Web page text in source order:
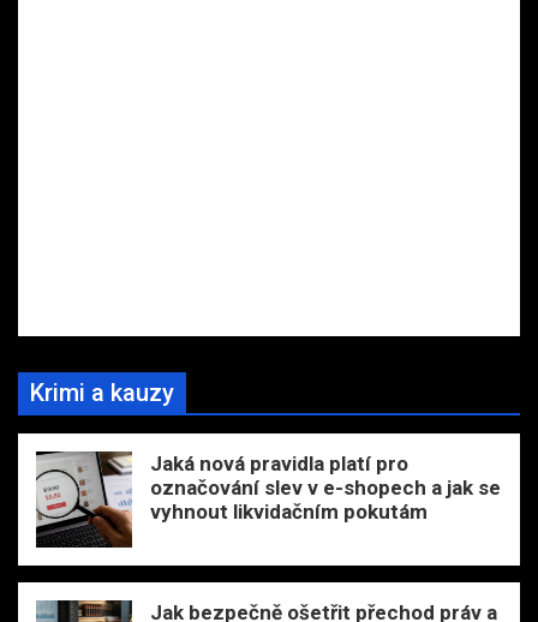
Krimi a kauzy
Jaká nová pravidla platí pro
označování slev v e-shopech a jak se
vyhnout likvidačním pokutám
Jak bezpečně ošetřit přechod práv a